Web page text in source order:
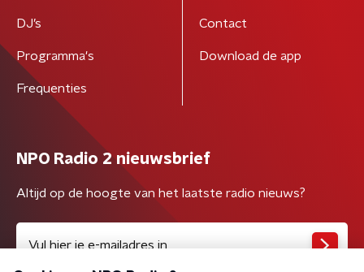
DJ’s
Programma's
Frequenties
Contact
Download de app
NPO Radio 2 nieuwsbrief
Altijd op de hoogte van het laatste radio nieuws?